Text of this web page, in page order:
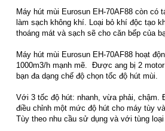
Máy hút mùi Eurosun EH-70AF88 còn có
làm sạch không khí. Loại bỏ khí độc tạo
thoáng mát và sạch sẽ cho căn bếp của
Máy hút mùi Eurosun EH-70AF88 hoạt
1000m3/h mạnh mẽ. Được ang bị 2
bạn đa dạng chế độ chọn tốc độ hút mùi.
Với 3 tốc độ hút: nhanh, vừa phải, chậm.
điều chỉnh một mức độ hút cho máy tùy
Tùy theo nhu cầu sử dụng và với tùng loại